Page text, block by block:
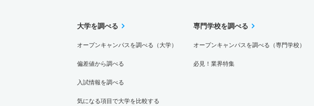
大学を調べる
オープンキャンパスを調べる（大学）
偏差値から調べる
入試情報を調べる
気になる項目で大学を比較する
専門学校を調べる
オープンキャンパスを調べる（専門学校）
必見！業界特集